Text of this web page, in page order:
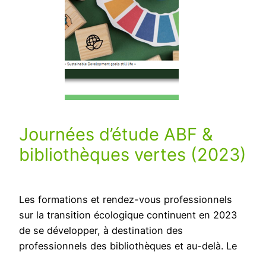
Journées d’étude ABF &
bibliothèques vertes (2023)
Les formations et rendez-vous professionnels
sur la transition écologique continuent en 2023
de se développer, à destination des
professionnels des bibliothèques et au-delà. Le